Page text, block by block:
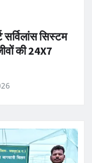
सिस्टम
की 24X7